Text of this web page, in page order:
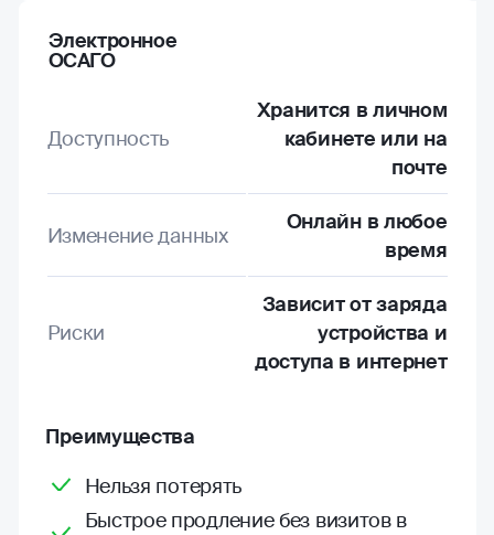
Электронное
ОСАГО
Доступность
Хранится в личном
кабинете или на
почте
Изменение данных
Онлайн в любое
время
Риски
Зависит от заряда
устройства и
доступа в интернет
Преимущества
Нельзя потерять
Быстрое продление без визитов в